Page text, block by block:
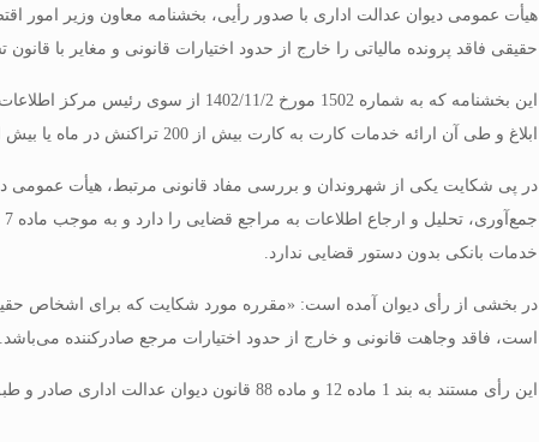
هیأت عمومی دیوان عدالت اداری با صدور رأیی، بخشنامه معاون وزیر امور
حقیقی فاقد پرونده مالیاتی را خارج از حدود اختیارات قانونی و مغایر با
این بخشنامه که به شماره 1502 مورخ
ابلاغ و طی آن ارائه خدمات کارت به کارت بیش از 200 تراکنش در ماه یا بیش از 10 میلیارد ریال به اشخاص فاقد پرونده مالیاتی ممنوع اعلام شده بود.
در پی شکایت یکی از شهروندان و بررسی مفاد قانونی مرتبط، هیأت عمومی
خدمات بانکی بدون دستور قضایی ندارد.
در بخشی از رأی دیوان آمده است: «مقرره مورد شکایت که برای اشخاص
است، فاقد وجاهت قانونی و خارج از حدود اختیارات مرجع صادرکننده
این رأی مستند به بند 1 ماده 12 و ماده 88 قانون دیوان عدالت اداری صادر و طبق ماده 93 همین قانون، برای تمامی مراجع اداری و قضایی لازم‌الاجرا است.